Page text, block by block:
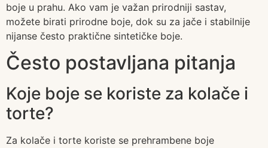
boje u prahu. Ako vam je važan prirodniji sastav,
možete birati prirodne boje, dok su za jače i stabilnije
nijanse često praktične sintetičke boje.
Često postavljana pitanja
Koje boje se koriste za kolače i
torte?
Za kolače i torte koriste se prehrambene boje